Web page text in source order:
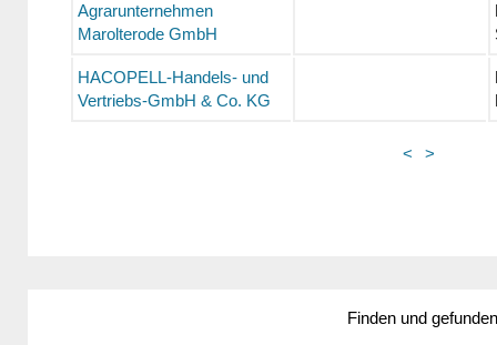
Agrarunternehmen
Marolterode GmbH
HACOPELL-Handels- und
Vertriebs-GmbH & Co. KG
< >
Finden und